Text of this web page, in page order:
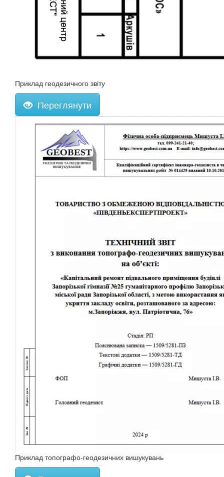
Приклад геодезичного звіту
Переглянути
Приклад топографо-геодезичних вишукувань